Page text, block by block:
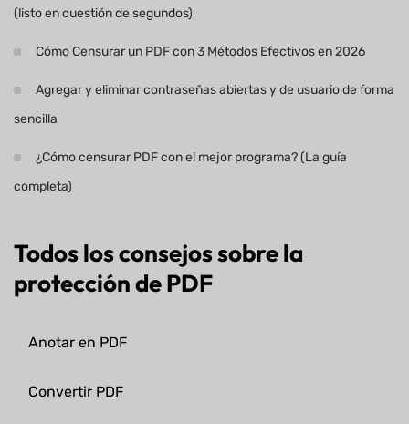
Todos los consejos sobre la
protección de PDF
Anotar en PDF
Convertir PDF
(listo en cuestión de segundos)
Cómo Censurar un PDF con 3 Métodos Efectivos en 2026
Agregar y eliminar contraseñas abiertas y de usuario de forma
sencilla
¿Cómo censurar PDF con el mejor programa? (La guía
completa)